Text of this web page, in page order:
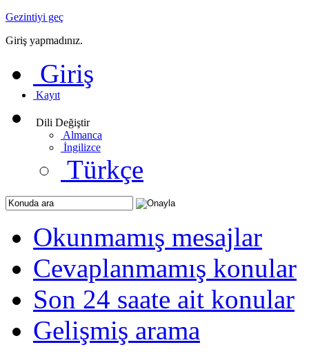
Gezintiyi geç
Giriş yapmadınız.
Giriş
Kayıt
Dili Değiştir
Almanca
İngilizce
Türkçe
Okunmamış mesajlar
Cevaplanmamış konular
Son 24 saate ait konular
Gelişmiş arama